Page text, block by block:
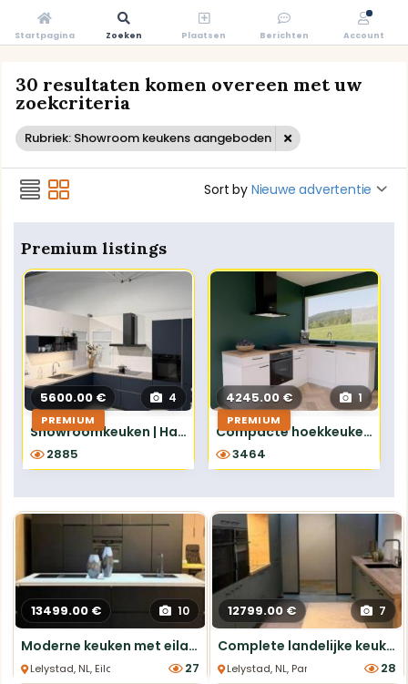
30 resultaten komen overeen met uw
zoekcriteria
Rubriek: Showroom keukens aangeboden
Sort by Nieuwe advertentie
Premium listings
PREMIUM
5600.00 € 4
Showroomkeuken | Hardenberg | Easytouch Fjordblauw
2885
PREMIUM
4245.00 € 1
Compacte hoekkeuken 2.42x1.87m - compleet met apparatuur inclusief montage
3464
13499.00 € 10
Moderne keuken met eiland en nieuw apparatuur
Lelystad, NL, Eiland Keukens 27
12799.00 € 7
Complete landelijke keuken met nieuwe apparatuur
Lelystad, NL, Parallel Keukens 28
Startpagina Zoeken Plaatsen Berichten Account